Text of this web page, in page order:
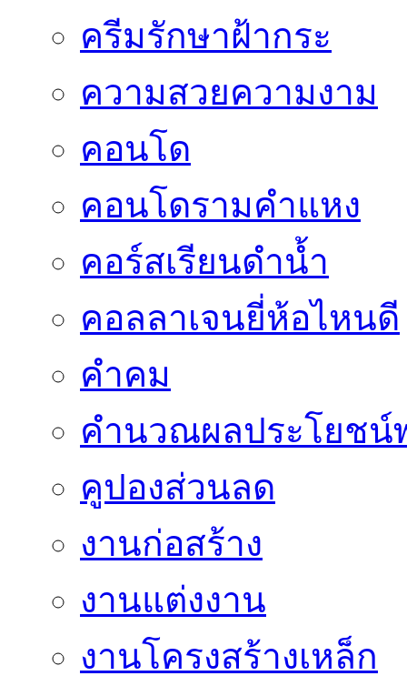
ครีมรักษาฝ้ากระ
ความสวยความงาม
คอนโด
คอนโดรามคำแหง
คอร์สเรียนดำน้ำ
คอลลาเจนยี่ห้อไหนดี
คำคม
คำนวณผลประโยชน์
คูปองส่วนลด
งานก่อสร้าง
งานแต่งงาน
งานโครงสร้างเหล็ก